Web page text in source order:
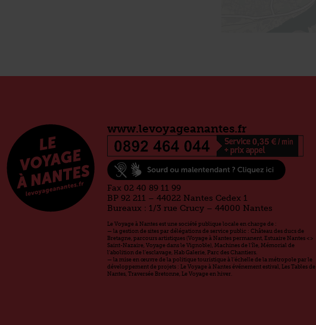
www.levoyageanantes.fr
Fax 02 40 89 11 99
BP 92 211 – 44022 Nantes Cedex 1
Bureaux : 1/3 rue Crucy – 44000 Nantes
Le Voyage à Nantes est une société publique locale en charge de :
— la gestion de sites par délégations de service public : Château des ducs de
Bretagne, parcours artistiques (Voyage à Nantes permanent, Estuaire Nantes <>
Saint-Nazaire, Voyage dans le Vignoble), Machines de l’île, Mémorial de
l’abolition de l’esclavage, Hab Galerie, Parc des Chantiers.
— la mise en œuvre de la politique touristique à l’échelle de la métropole par le
développement de projets : Le Voyage à Nantes événement estival, Les Tables de
Nantes, Traversée Bretonne, Le Voyage en hiver.